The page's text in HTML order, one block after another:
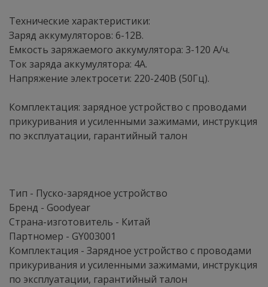
Технические характеристики:
Заряд аккумуляторов: 6-12В.
Емкость заряжаемого аккумулятора: 3-120 А/ч.
Ток заряда аккумулятора: 4А.
Напряжение электросети: 220-240В (50Гц).
Комплектация: зарядное устройство с проводами
прикуривания и усиленными зажимами, инструкция
по эксплуатации, гарантийный талон
Тип - Пуско-зарядное устройство
Бренд - Goodyear
Страна-изготовитель - Китай
Партномер - GY003001
Комплектация - Зарядное устройство с проводами
прикуривания и усиленными зажимами, инструкция
по эксплуатации, гарантийный талон